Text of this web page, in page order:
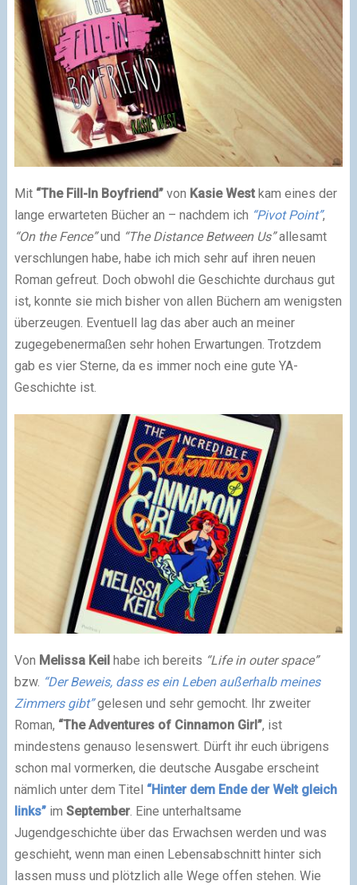
Mit “The Fill-In Boyfriend”von Kasie Westkam eines der
lange erwarteten Bücher an – nachdem ich “Pivot Point”,
“On the Fence”und “The Distance Between Us”allesamt
verschlungen habe, habe ich mich sehr auf ihren neuen
Roman gefreut. Doch obwohl die Geschichte durchaus gut
ist, konnte sie mich bisher von allen Büchern am wenigsten
überzeugen. Eventuell lag das aber auch an meiner
zugegebenermaßen sehr hohen Erwartungen. Trotzdem
gab es vier Sterne, da es immer noch eine gute YA-
Geschichte ist.
Von Melissa Keil habe ich bereits “Life in outer space”
bzw. “Der Beweis, dass es ein Leben außerhalb meines
Zimmers gibt”gelesen und sehr gemocht. Ihr zweiter
Roman, “The Adventures of Cinnamon Girl”, ist
mindestens genauso lesenswert. Dürft ihr euch übrigens
schon mal vormerken, die deutsche Ausgabe erscheint
nämlich unter dem Titel “Hinter dem Ende der Welt gleich
links”im September. Eine unterhaltsame
Jugendgeschichte über das Erwachsen werden und was
geschieht, wenn man einen Lebensabschnitt hinter sich
lassen muss und plötzlich alle Wege offen stehen. Wie